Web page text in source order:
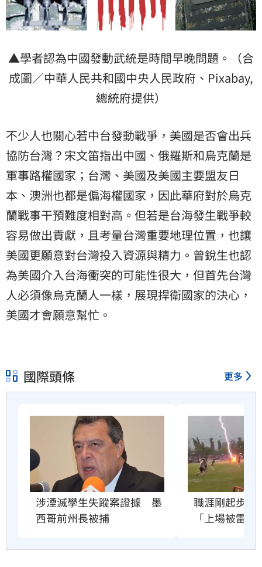
▲學者認為中國發動武統是時間早晚問題。（合
成圖／中華人民共和國中央人民政府、Pixabay,
總統府提供）
不少人也關心若中台發動戰爭，美國是否會出兵
協防台灣？宋文笛指出中國、俄羅斯和烏克蘭是
軍事路權國家；台灣、美國及美國主要盟友日
本、澳洲也都是偏海權國家，因此華府對於烏克
蘭戰事干預難度相對高。但若是台海發生戰爭較
容易做出貢獻，且考量台灣重要地理位置，也讓
美國更願意對台灣投入資源與精力。曾銳生也認
為美國介入台海衝突的可能性很大，但首先台灣
人必須像烏克蘭人一樣，展現捍衛國家的決心，
美國才會願意幫忙。
國際頭條 更多
涉湮滅學生失蹤案證據　墨
西哥前州長被捕
職涯剛起步　
「上場被雷劈